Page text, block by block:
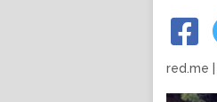
red.me